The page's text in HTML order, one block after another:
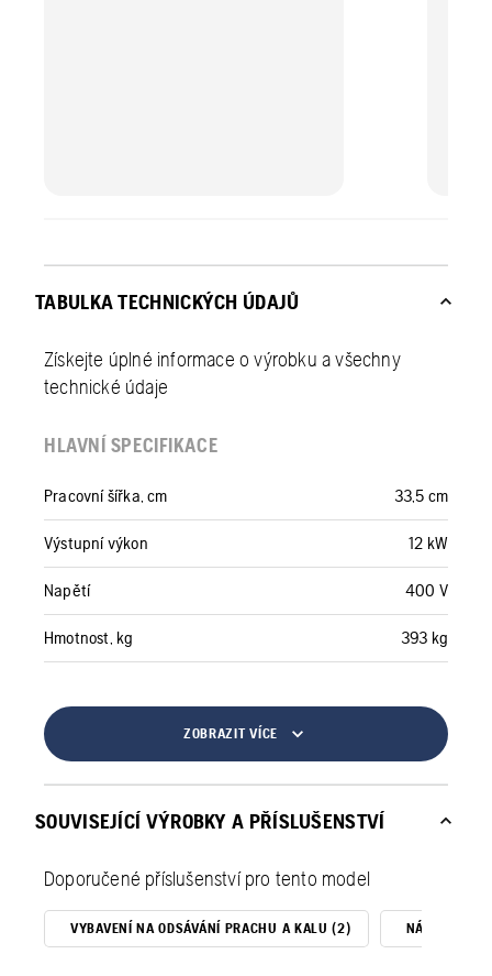
TABULKA TECHNICKÝCH ÚDAJŮ
Získejte úplné informace o výrobku a všechny
technické údaje
HLAVNÍ SPECIFIKACE
Pracovní šířka, cm 33,5 cm
Výstupní výkon 12 kW
Napětí 400 V
Hmotnost, kg 393 kg
ZOBRAZIT VÍCE
SOUVISEJÍCÍ VÝROBKY A PŘÍSLUŠENSTVÍ
Doporučené příslušenství pro tento model
VYBAVENÍ NA ODSÁVÁNÍ PRACHU A KALU (2) NÁSTAVCE (6)